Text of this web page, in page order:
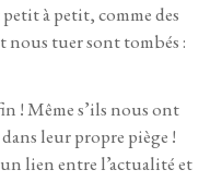
à petit, comme des
tuer sont tombés :
! Même s’ils nous ont
leur propre piège !
lien entre l’actualité et